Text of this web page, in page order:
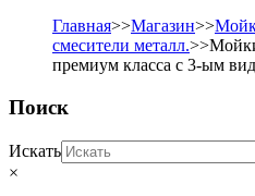
Главная>>Магазин>>
смесители металл.
премиум класса с 3-ым
Поиск
Искать
×